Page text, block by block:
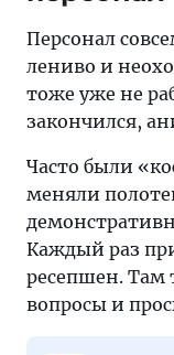
Персонал
лениво и
тоже уже не
закончился,
Часто были
меняли
Каждый раз
ресепшен. Там
вопросы и